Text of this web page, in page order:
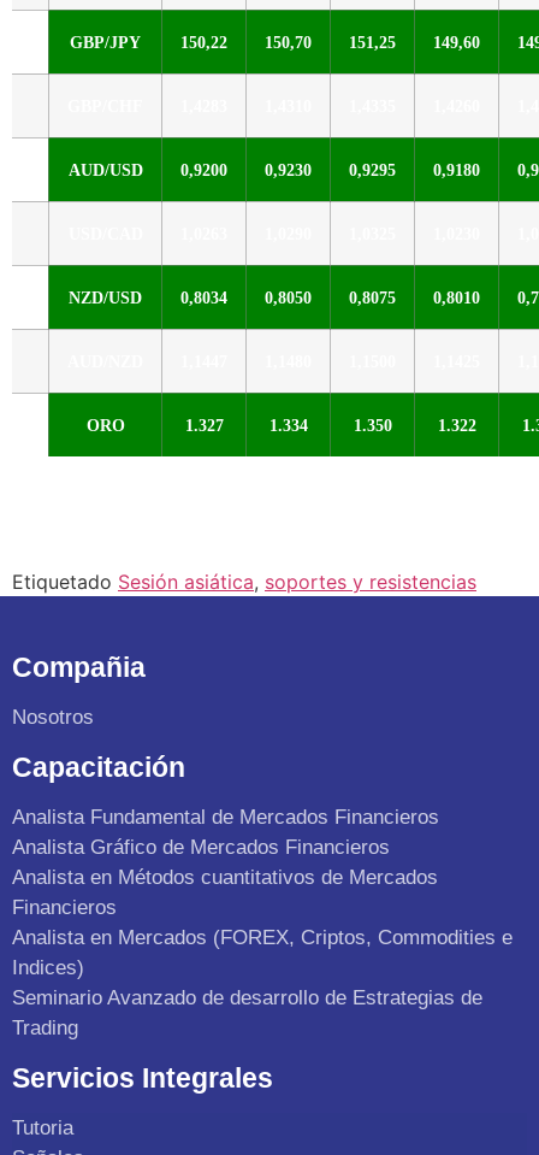
GBP/JPY 150,22 150,70 151,25 149,60
AUD/USD 0,9200 0,9230 0,9295 0,9180
NZD/USD 0,8034 0,8050 0,8075 0,8010
ORO 1.327 1.334 1.350 1.322
Etiquetado Sesión asiática, soportes y resistencias
Compañia
Nosotros
Capacitación
Analista Fundamental de Mercados Financieros
Analista Gráfico de Mercados Financieros
Analista en Métodos cuantitativos de Mercados
Financieros
Analista en Mercados (FOREX, Criptos, Commodities e
Indices)
Seminario Avanzado de desarrollo de Estrategias de
Trading
Servicios Integrales
Tutoria